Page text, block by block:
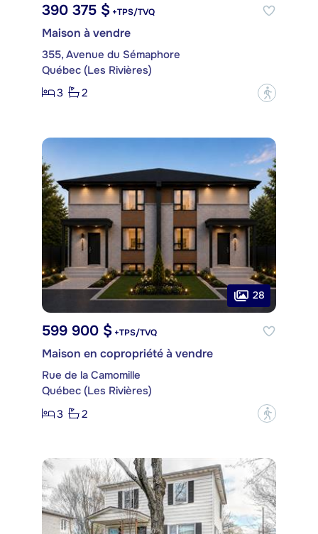
390 375 $ +TPS/TVQ
Maison à vendre
355, Avenue du Sémaphore
Québec (Les Rivières)
3
2 ?
28
599 900 $ +TPS/TVQ
Maison en copropriété à vendre
Rue de la Camomille
Québec (Les Rivières)
3
2 ?